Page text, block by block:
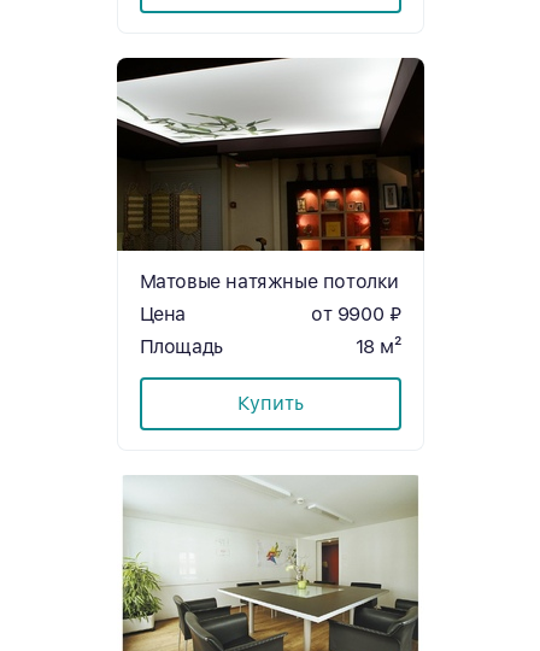
Матовые натяжные потолки
Цена
от 9900 ₽
Площадь
18 м²
Купить